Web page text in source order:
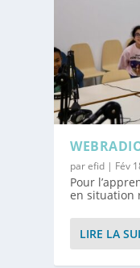
parefid | Fév
Pour
en situation
LIRE LA